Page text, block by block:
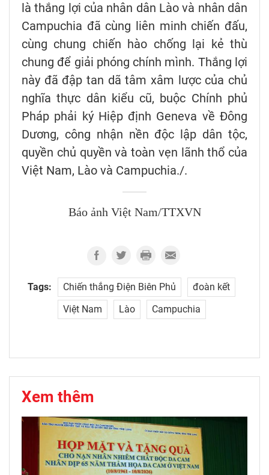
là thắng lợi của nhân dân Lào và nhân dân
Campuchia đã cùng liên minh chiến đấu,
cùng chung chiến hào chống lại kẻ thù
chung để giải phóng chính mình. Thắng lợi
này đã đập tan dã tâm xâm lược của chủ
nghĩa thực dân kiểu cũ, buộc Chính phủ
Pháp phải ký Hiệp định Geneva về Đông
Dương, công nhận nền độc lập dân tộc,
quyền chủ quyền và toàn vẹn lãnh thổ của
Việt Nam, Lào và Campuchia./.
Báo ảnh Việt Nam/TTXVN
Tags: Chiến thắng Điện Biên Phủ
đoàn kết
Việt Nam
Lào Campuchia
Xem thêm